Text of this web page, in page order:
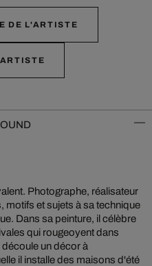
DE L'ARTISTE
Photographe, réalisateur
motifs et sujets à sa technique
Dans sa peinture, il célèbre
qui rougeoyent dans
découle un décor à
il installe des maisons d'été